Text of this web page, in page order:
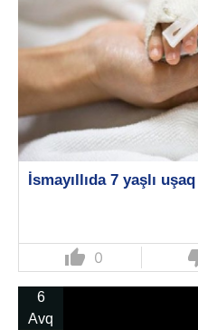
İsmayıllıda 7 yaşlı
thumb_up 0
6
Avq